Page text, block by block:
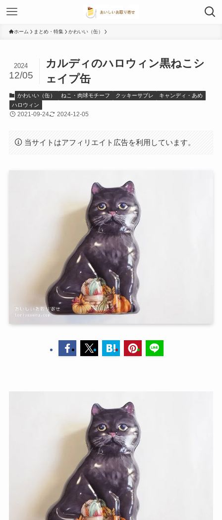
ホーム まとめ・特集 かわいい（缶）
カルディのハロウィン黒ねこシ
ェイプ缶
2024
12/05
かわいい（缶） ねこ・肉球モチーフ クッキーサブレ
キャンディ・あめ
ハロウィン
2021-09-24 2024-12-05
当サイトはアフィリエイト広告を利用しています。